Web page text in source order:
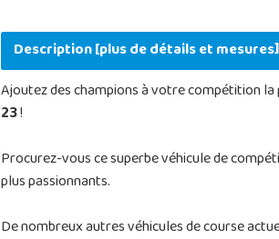
Description [plus de détails et mesures]
Ajoutez des champions à votre compétition
23!
Procurez-vous ce superbe véhicule de
plus passionnants.
De nombreux autres véhicules de course